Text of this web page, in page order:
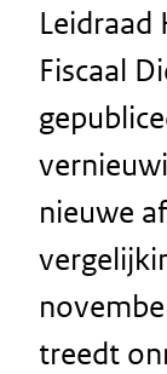
Leidraad
Fiscaal
nieuwe
treedt